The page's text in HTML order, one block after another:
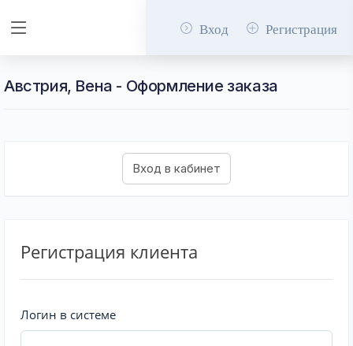
Вход Регистрация
Австрия, Вена - Оформление заказа
Регистрация клиента
Логин в системе